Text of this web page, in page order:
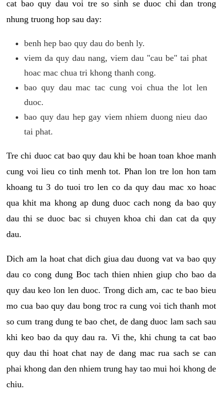
cat bao quy dau voi tre so sinh se duoc chi dan trong
nhung truong hop sau day:
benh hep bao quy dau do benh ly.
viem da quy dau nang, viem dau "cau be" tai phat
hoac mac chua tri khong thanh cong.
bao quy dau mac tac cung voi chua the lot len
duoc.
bao quy dau hep gay viem nhiem duong nieu dao
tai phat.
Tre chi duoc cat bao quy dau khi be hoan toan khoe manh
cung voi lieu co tinh menh tot. Phan lon tre lon hon tam
khoang tu 3 do tuoi tro len co da quy dau mac xo hoac
qua khit ma khong ap dung duoc cach nong da bao quy
dau thi se duoc bac si chuyen khoa chi dan cat da quy
dau.
Dich am la hoat chat dich giua dau duong vat va bao quy
dau co cong dung Boc tach thien nhien giup cho bao da
quy dau keo lon len duoc. Trong dich am, cac te bao bieu
mo cua bao quy dau bong troc ra cung voi tich thanh mot
so cum trang dung te bao chet, de dang duoc lam sach sau
khi keo bao da quy dau ra. Vi the, khi chung ta cat bao
quy dau thi hoat chat nay de dang mac rua sach se can
phai khong dan den nhiem trung hay tao mui hoi khong de
chiu.